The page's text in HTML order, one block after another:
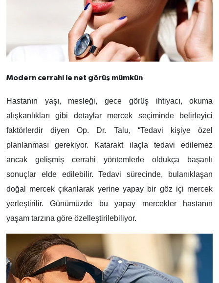
Modern cerrahi le net görüş mümkün
Hastanın yaşı, mesleği, gece görüş ihtiyacı, okuma
alışkanlıkları gibi detaylar mercek seçiminde belirleyici
faktörlerdir diyen Op. Dr. Talu, “Tedavi kişiye özel
planlanması gerekiyor. Katarakt ilaçla tedavi edilemez
ancak gelişmiş cerrahi yöntemlerle oldukça başarılı
sonuçlar elde edilebilir. Tedavi sürecinde, bulanıklaşan
doğal mercek çıkarılarak yerine yapay bir göz içi mercek
yerleştirilir. Günümüzde bu yapay mercekler hastanın
yaşam tarzına göre özelleştirilebiliyor.